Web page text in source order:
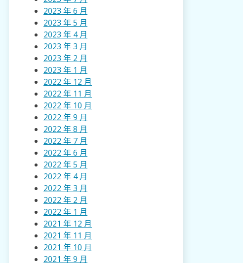
2023 年 6 月
2023 年 5 月
2023 年 4 月
2023 年 3 月
2023 年 2 月
2023 年 1 月
2022 年 12 月
2022 年 11 月
2022 年 10 月
2022 年 9 月
2022 年 8 月
2022 年 7 月
2022 年 6 月
2022 年 5 月
2022 年 4 月
2022 年 3 月
2022 年 2 月
2022 年 1 月
2021 年 12 月
2021 年 11 月
2021 年 10 月
2021 年 9 月